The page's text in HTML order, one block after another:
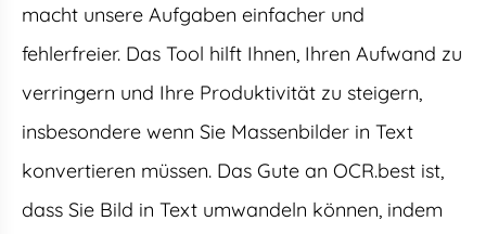
macht unsere Aufgaben einfacher und
fehlerfreier. Das Tool hilft Ihnen, Ihren Aufwand zu
verringern und Ihre Produktivität zu steigern,
insbesondere wenn Sie Massenbilder in Text
konvertieren müssen. Das Gute an OCR.best ist,
dass Sie Bild in Text umwandeln können, indem